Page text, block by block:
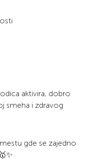
aktivira, dobro
smeha i zdravog
gde se zajedno